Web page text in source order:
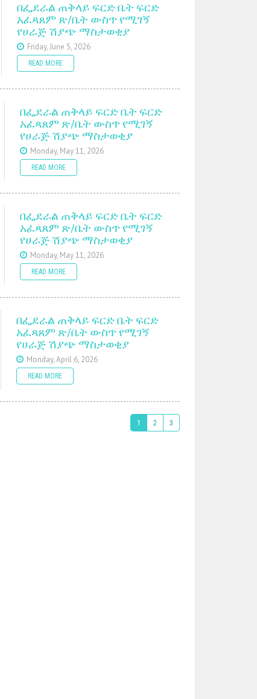
በፌደራል ጠቅላይ ፍርድ ቤት ፍርድ
አፈጻጸም ጽ/ቤት ውስጥ የሚገኝ
የሀራጅ ሽያጭ ማስታወቂያ
Friday, June 5, 2026
READ MORE
በፌደራል ጠቅላይ ፍርድ ቤት ፍርድ
አፈጻጸም ጽ/ቤት ውስጥ የሚገኝ
የሀራጅ ሽያጭ ማስታወቂያ
Monday, May 11, 2026
READ MORE
በፌደራል ጠቅላይ ፍርድ ቤት ፍርድ
አፈጻጸም ጽ/ቤት ውስጥ የሚገኝ
የሀራጅ ሽያጭ ማስታወቂያ
Monday, May 11, 2026
READ MORE
በፌደራል ጠቅላይ ፍርድ ቤት ፍርድ
አፈጻጸም ጽ/ቤት ውስጥ የሚገኝ
የሀራጅ ሽያጭ ማስታወቂያ
Monday, April 6, 2026
READ MORE
1 2 3